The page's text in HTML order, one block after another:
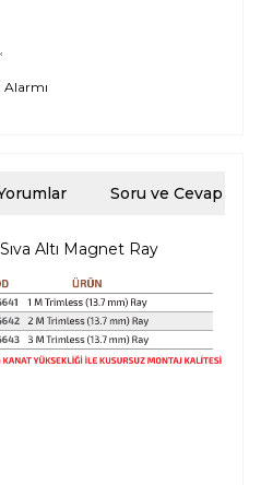
Alarmı
Soru ve Cevap
Altı Magnet Ray